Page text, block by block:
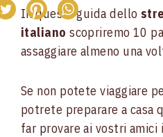
In questa guida dello
italiano scopriremo 10
assaggiare almeno una
Se non potete viaggiare
potrete preparare a casa
far provare ai vostri